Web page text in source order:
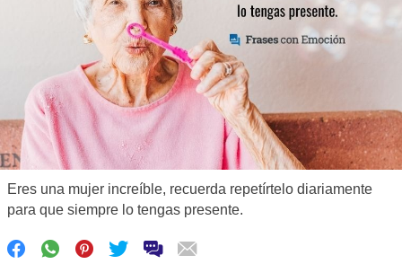
Eres una mujer increíble, recuerda repetírtelo diariamente
para que siempre lo tengas presente.